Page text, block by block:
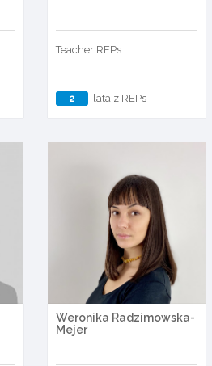
Teacher REPs
2 lata z REPs
Weronika Radzimowska-
Mejer